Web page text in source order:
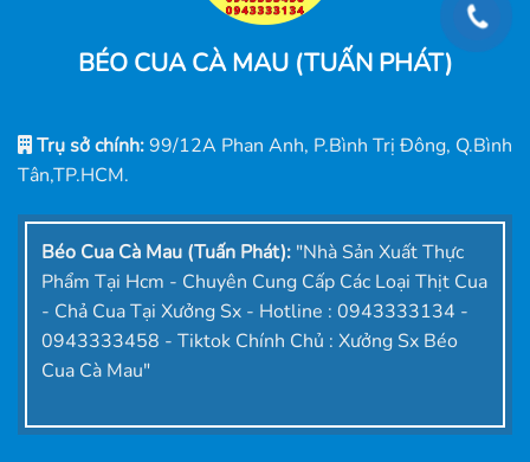
BÉO CUA CÀ MAU (TUẤN PHÁT)
Trụ sở chính:99/12A Phan Anh, P.Bình Trị Đông, Q.Bình
Tân,TP.HCM.
Béo Cua Cà Mau (Tuấn Phát): "Nhà Sản Xuất Thực
Phẩm Tại Hcm - Chuyên Cung Cấp Các Loại Thịt Cua
- Chả Cua Tại Xưởng Sx - Hotline : 0943333134 -
0943333458 - Tiktok Chính Chủ : Xưởng Sx Béo
Cua Cà Mau"